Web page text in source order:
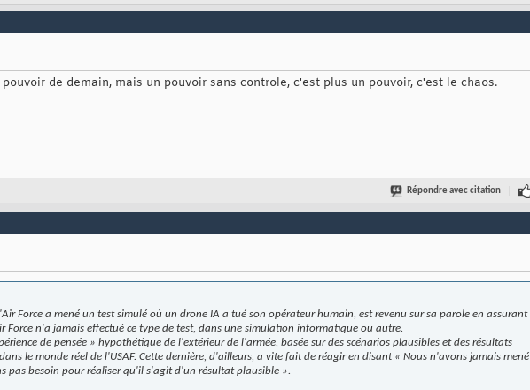
de demain, mais un pouvoir sans controle, c'est plus un pouvoir, c'est le chaos.
Répondre avec citation
Force a mené un test simulé où un drone IA a tué son opérateur humain, est revenu sur sa parole en assurant
Force n'a jamais effectué ce type de test, dans une simulation informatique ou autre.
de pensée » hypothétique de l'extérieur de l'armée, basée sur des scénarios plausibles et des résultats
le monde réel de l'USAF. Cette dernière, d'ailleurs, a vite fait de réagir en disant « Nous n'avons jamais mené
pas besoin pour réaliser qu'il s'agit d'un résultat plausible ».